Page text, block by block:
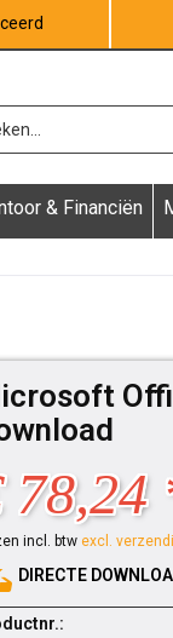
& Financiën
78,24
incl. btw excl.
DIRECTE